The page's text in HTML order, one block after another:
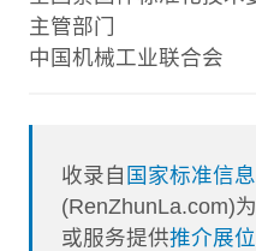
主管部门
中国机械工业联合会
收录自 国家标准信
(RenZhunLa.com)
或服务提供推介展位